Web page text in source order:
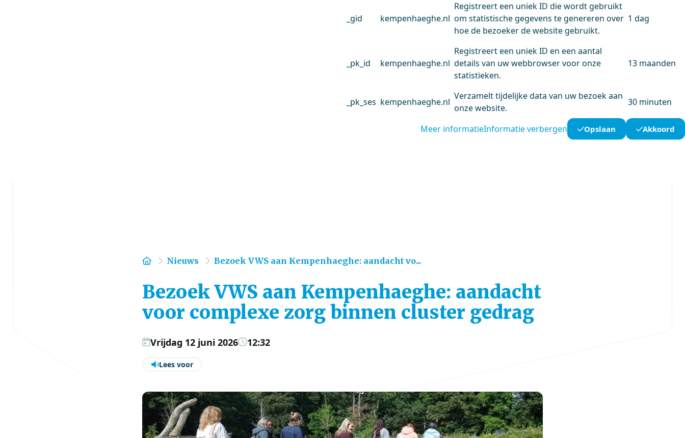
_gid kempenhaeghe.nl
Registreert een uniek ID die wordt gebruikt
om statistische gegevens te genereren over
hoe de bezoeker de website gebruikt.
1 dag
_pk_id kempenhaeghe.nl
Registreert een uniek ID en een aantal
details van uw webbrowser voor onze
statistieken.
13 maanden
_pk_ses kempenhaeghe.nl
Verzamelt tijdelijke data van uw bezoek aan
onze website.
30 minuten
Meer informatieInformatie verbergen Opslaan Akkoord
Home
Nieuws Bezoek VWS aan Kempenhaeghe: aandacht vo...
Bezoek VWS aan Kempenhaeghe: aandacht
voor complexe zorg binnen cluster gedrag
Vrijdag 12 juni 2026 12:32
Lees voor